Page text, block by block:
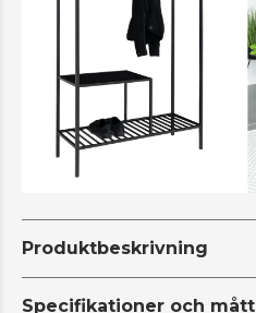
Produktbeskrivning
Specifikationer och mått